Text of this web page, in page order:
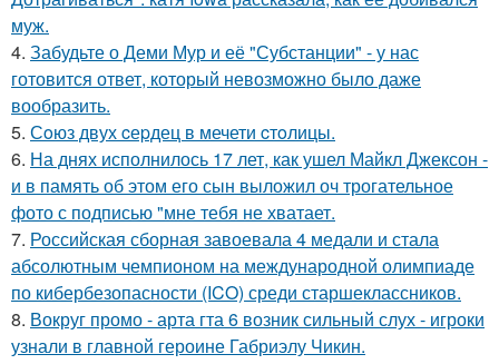
муж.
4. Забудьте о Деми Мур и её "Субстанции" - у нас
готовится ответ, который невозможно было даже
вообразить.
5. Сoюз двух cеpдец в мечети cтoлицы.
6. На днях исполнилось 17 лет, как ушел Майкл Джексон -
и в память об этом его сын выложил оч трогательное
фото с подписью "мне тебя не хватает.
7. Российская сборная завоевала 4 медали и стала
абсолютным чемпионом на международной олимпиаде
по кибербезопасности (ICO) среди старшеклассников.
8. Вокруг промо - арта гта 6 возник сильный слух - игроки
узнали в главной героине Габриэлу Чикин.